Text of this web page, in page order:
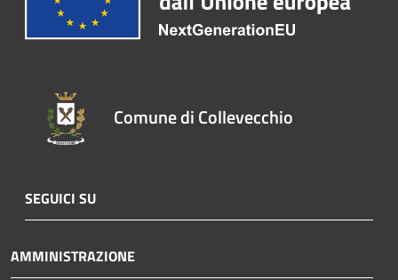
Comune di Collevecchio
SEGUICI SU
AMMINISTRAZIONE